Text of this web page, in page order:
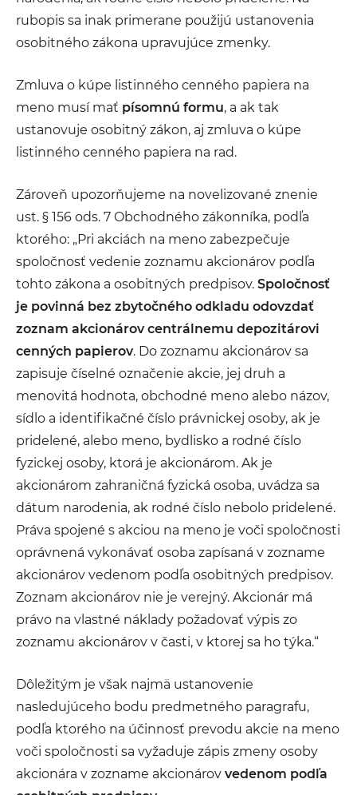
rubopis sa inak primerane použijú ustanovenia
osobitného zákona upravujúce zmenky.
Zmluva o kúpe listinného cenného papiera na
meno musí mať písomnú formu, a ak tak
ustanovuje osobitný zákon, aj zmluva o kúpe
listinného cenného papiera na rad.
Zároveň upozorňujeme na novelizované znenie
ust. § 156 ods. 7 Obchodného zákonníka, podľa
ktorého: „Pri akciách na meno zabezpečuje
spoločnosť vedenie zoznamu akcionárov podľa
tohto zákona a osobitných predpisov. Spoločnosť
je povinná bez zbytočného odkladu odovzdať
zoznam akcionárov centrálnemu depozitárovi
cenných papierov. Do zoznamu akcionárov sa
zapisuje číselné označenie akcie, jej druh a
menovitá hodnota, obchodné meno alebo názov,
sídlo a identifikačné číslo právnickej osoby, ak je
pridelené, alebo meno, bydlisko a rodné číslo
fyzickej osoby, ktorá je akcionárom. Ak je
akcionárom zahraničná fyzická osoba, uvádza sa
dátum narodenia, ak rodné číslo nebolo pridelené.
Práva spojené s akciou na meno je voči spoločnosti
oprávnená vykonávať osoba zapísaná v zozname
akcionárov vedenom podľa osobitných predpisov.
Zoznam akcionárov nie je verejný. Akcionár má
právo na vlastné náklady požadovať výpis zo
zoznamu akcionárov v časti, v ktorej sa ho týka.“
Dôležitým je však najmä ustanovenie
nasledujúceho bodu predmetného paragrafu,
podľa ktorého na účinnosť prevodu akcie na meno
voči spoločnosti sa vyžaduje zápis zmeny osoby
akcionára v zozname akcionárov vedenom podľa